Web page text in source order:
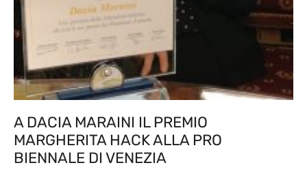
A DACIA MARAINI IL PREMIO
MARGHERITA HACK ALLA PRO
BIENNALE DI VENEZIA